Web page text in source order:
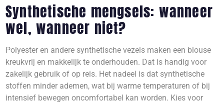
Synthetische mengsels: wanneer
wel, wanneer niet?
Polyester en andere synthetische vezels maken een blouse
kreukvrij en makkelijk te onderhouden. Dat is handig voor
zakelijk gebruik of op reis. Het nadeel is dat synthetische
stoffen minder ademen, wat bij warme temperaturen of bij
intensief bewegen oncomfortabel kan worden. Kies voor